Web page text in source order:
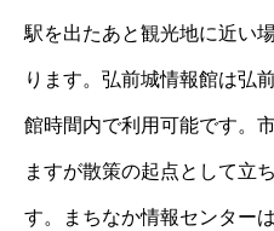
駅を出たあと観光地に近い
ります。弘前城情報館は弘
館時間内で利用可能です。
ますが散策の起点として立
す。まちなか情報センター